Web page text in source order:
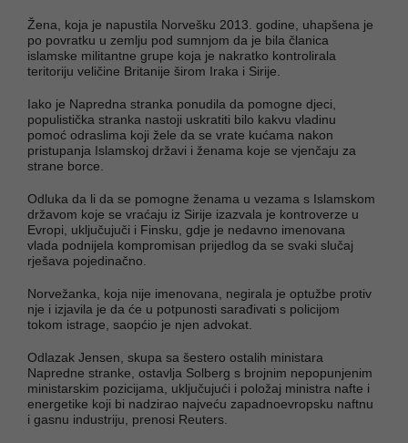
Žena, koja je napustila Norvešku 2013. godine, uhapšena je
po povratku u zemlju pod sumnjom da je bila članica
islamske militantne grupe koja je nakratko kontrolirala
teritoriju veličine Britanije širom Iraka i Sirije.
Iako je Napredna stranka ponudila da pomogne djeci,
populistička stranka nastoji uskratiti bilo kakvu vladinu
pomoć odraslima koji žele da se vrate kućama nakon
pristupanja Islamskoj državi i ženama koje se vjenčaju za
strane borce.
Odluka da li da se pomogne ženama u vezama s Islamskom
državom koje se vraćaju iz Sirije izazvala je kontroverze u
Evropi, uključujuči i Finsku, gdje je nedavno imenovana
vlada podnijela kompromisan prijedlog da se svaki slučaj
rješava pojedinačno.
Norvežanka, koja nije imenovana, negirala je optužbe protiv
nje i izjavila je da će u potpunosti sarađivati s policijom
tokom istrage, saopćio je njen advokat.
Odlazak Jensen, skupa sa šestero ostalih ministara
Napredne stranke, ostavlja Solberg s brojnim nepopunjenim
ministarskim pozicijama, uključujući i položaj ministra nafte i
energetike koji bi nadzirao najveću zapadnoevropsku naftnu
i gasnu industriju, prenosi Reuters.